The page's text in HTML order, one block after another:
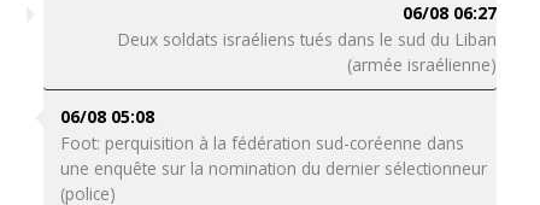
06/08 06:27
Deux soldats israéliens tués dans le sud du Liban
(armée israélienne)
06/08 05:08
Foot: perquisition à la fédération sud-coréenne dans
une enquête sur la nomination du dernier sélectionneur
(police)